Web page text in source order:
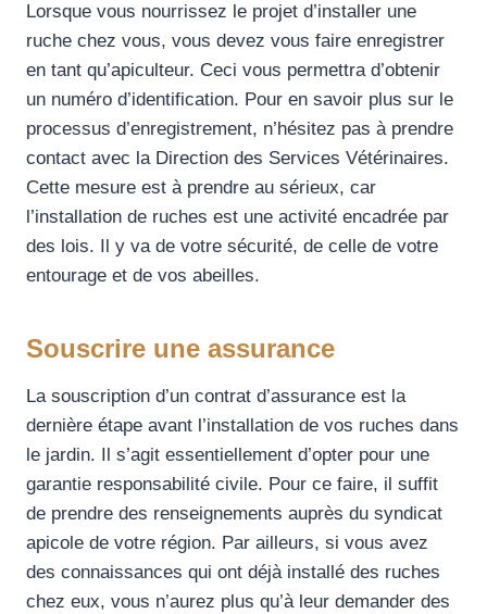
Lorsque vous nourrissez le projet d’installer une
ruche chez vous, vous devez vous faire enregistrer
en tant qu’apiculteur. Ceci vous permettra d’obtenir
un numéro d’identification. Pour en savoir plus sur le
processus d’enregistrement, n’hésitez pas à prendre
contact avec la Direction des Services Vétérinaires.
Cette mesure est à prendre au sérieux, car
l’installation de ruches est une activité encadrée par
des lois. Il y va de votre sécurité, de celle de votre
entourage et de vos abeilles.
Souscrire une assurance
La souscription d’un contrat d’assurance est la
dernière étape avant l’installation de vos ruches dans
le jardin. Il s’agit essentiellement d’opter pour une
garantie responsabilité civile. Pour ce faire, il suffit
de prendre des renseignements auprès du syndicat
apicole de votre région. Par ailleurs, si vous avez
des connaissances qui ont déjà installé des ruches
chez eux, vous n’aurez plus qu’à leur demander des